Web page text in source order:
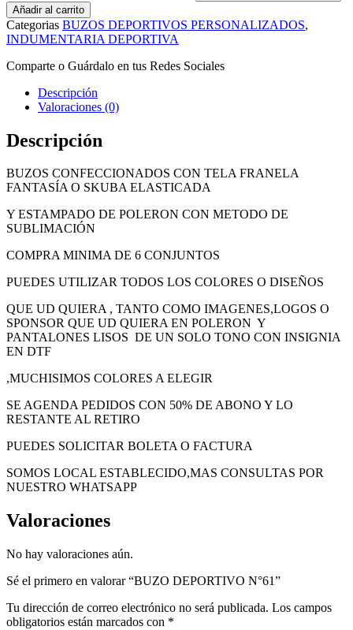
Añadir al carrito
Categorias BUZOS DEPORTIVOS PERSONALIZADOS,
INDUMENTARIA DEPORTIVA
Comparte o Guárdalo en tus Redes Sociales
Descripción
Valoraciones (0)
Descripción
BUZOS CONFECCIONADOS CON TELA FRANELA
FANTASÍA O SKUBA ELASTICADA
Y ESTAMPADO DE POLERON CON METODO DE
SUBLIMACIÓN
COMPRA MINIMA DE 6 CONJUNTOS
PUEDES UTILIZAR TODOS LOS COLORES O DISEÑOS
QUE UD QUIERA , TANTO COMO IMAGENES,LOGOS O
SPONSOR QUE UD QUIERA EN POLERON Y
PANTALONES LISOS DE UN SOLO TONO CON INSIGNIA
EN DTF
,MUCHISIMOS COLORES A ELEGIR
SE AGENDA PEDIDOS CON 50% DE ABONO Y LO
RESTANTE AL RETIRO
PUEDES SOLICITAR BOLETA O FACTURA
SOMOS LOCAL ESTABLECIDO,MAS CONSULTAS POR
NUESTRO WHATSAPP
Valoraciones
No hay valoraciones aún.
Sé el primero en valorar “BUZO DEPORTIVO N°61”
Tu dirección de correo electrónico no será publicada. Los campos
obligatorios están marcados con *